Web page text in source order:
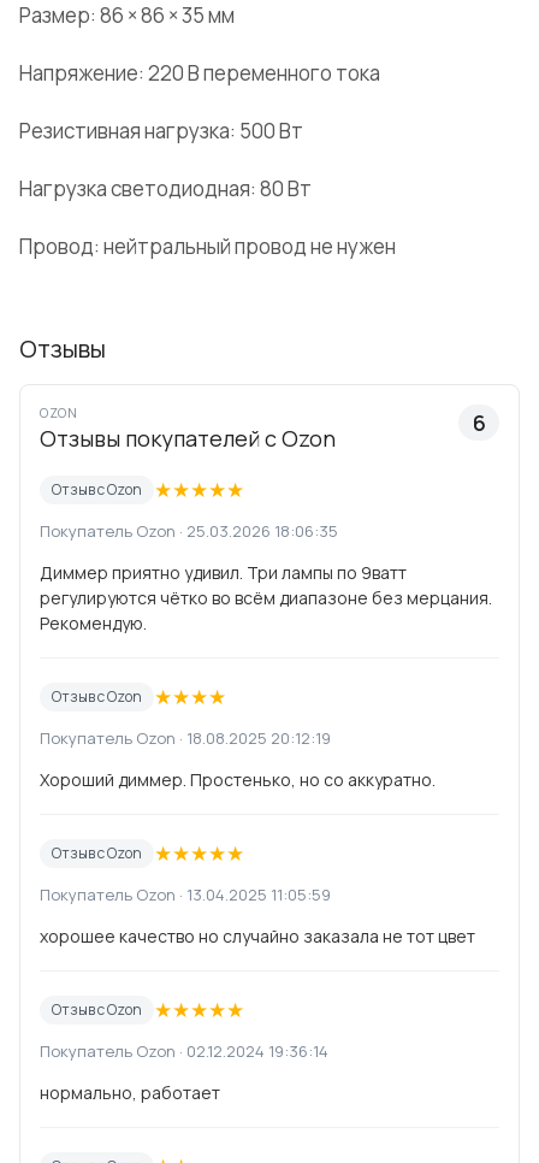
Размер: 86 × 86 × 35 мм
Напряжение: 220 В переменного тока
Резистивная нагрузка: 500 Вт
Нагрузка светодиодная: 80 Вт
Провод: нейтральный провод не нужен
Отзывы
OZON
Отзывы покупателей с Ozon
6
Отзыв с Ozon ★★★★★
Покупатель Ozon · 25.03.2026 18:06:35
Диммер приятно удивил. Три лампы по 9ватт
регулируются чëтко во всëм диапазоне без мерцания.
Рекомендую.
Отзыв с Ozon ★★★★
Покупатель Ozon · 18.08.2025 20:12:19
Хороший диммер. Простенько, но со аккуратно.
Отзыв с Ozon ★★★★★
Покупатель Ozon · 13.04.2025 11:05:59
хорошее качество но случайно заказала не тот цвет
Отзыв с Ozon ★★★★★
Покупатель Ozon · 02.12.2024 19:36:14
нормально, работает